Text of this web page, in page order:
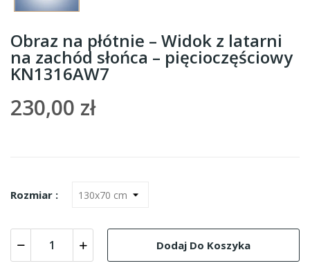
Obraz na płótnie – Widok z latarni
na zachód słońca – pięcioczęściowy
KN1316AW7
230,00 zł
Rozmiar :
Dodaj Do Koszyka